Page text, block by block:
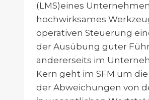
(LMS)eines
hochwirksames
operativen Steuerung
der Ausübung guter
andererseits im
Kern geht im SFM um
der Abweichungen von